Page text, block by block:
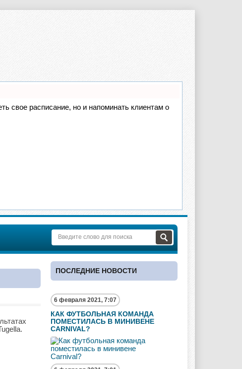
свое расписание, но и напоминать клиентам о
ПОСЛЕДНИЕ НОВОСТИ
6 февраля 2021, 7:07
КАК ФУТБОЛЬНАЯ КОМАНДА
ПОМЕСТИЛАСЬ В МИНИВЕНЕ
CARNIVAL?